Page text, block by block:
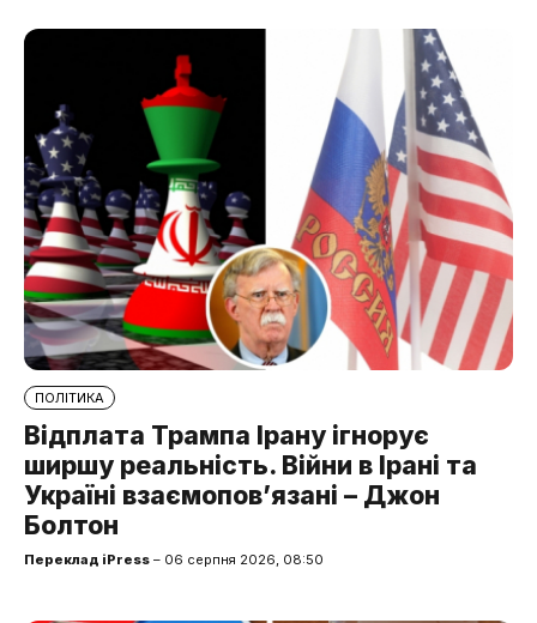
ПОЛІТИКА
Відплата Трампа Ірану ігнорує
ширшу реальність. Війни в Ірані та
Україні взаємопов’язані – Джон
Болтон
Переклад iPress – 06 серпня 2026, 08:50